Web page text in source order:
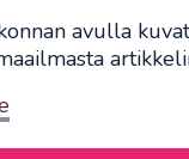
avulla